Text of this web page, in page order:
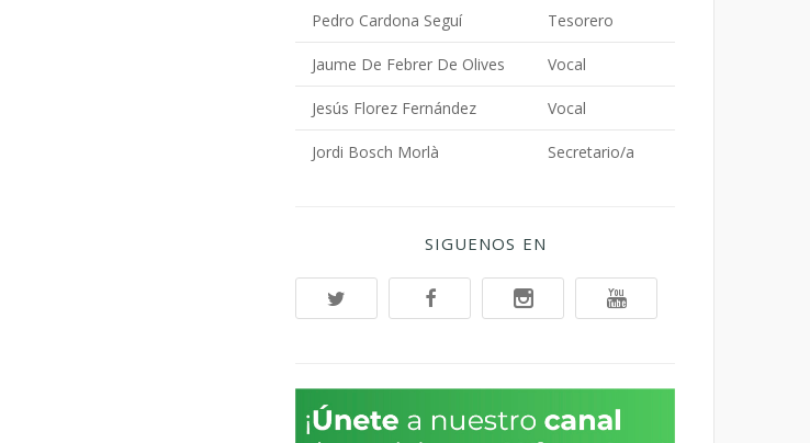
Pedro Cardona Seguí Tesorero
Jaume De Febrer De Olives Vocal
Jesús Florez Fernández Vocal
Jordi Bosch Morlà Secretario/a
SIGUENOS EN